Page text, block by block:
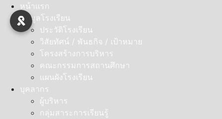
Skip
content
หน้าแรก
ข้อมูลโรงเรียน
ประวัติโรงเรียน
วิสัยทัศน์ / พันธกิจ / เป้าหมาย
โครงสร้างการบริหาร
คณะกรรมการสถานศึกษา
แผนผังโรงเรียน
บุคลากร
ผู้บริหาร
กลุ่มสาระการเรียนรู้